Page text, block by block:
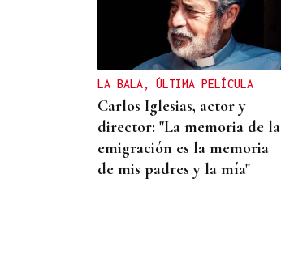
LA BALA, ÚLTIMA PELÍCULA
Carlos Iglesias, actor y
director: "La memoria de la
emigración es la memoria
de mis padres y la mía"